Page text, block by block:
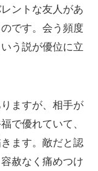
ントな友人があ
です。会う頻度
う説が優位に立
ますが、相手が
で優れていて、
ます。敵だと認
赦なく痛めつけ